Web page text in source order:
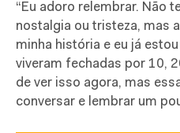
“Eu adoro relembrar. Não
nostalgia ou tristeza, mas
minha história e eu já
viveram fechadas por 10,
de ver isso agora, mas
conversar e lembrar um